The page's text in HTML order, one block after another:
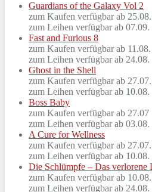
Guardians of the Galaxy Vol 2
zum Kaufen verfügbar ab 25.08.
zum Leihen verfügbar ab 07.09.
Fast and Furious 8
zum Kaufen verfügbar ab 11.08.
zum Leihen verfügbar ab 24.08.
Ghost in the Shell
zum Kaufen verfügbar ab 27.07.
zum Leihen verfügbar ab 10.08.
Boss Baby
zum Kaufen verfügbar ab 27.07
zum Leihen verfügbar ab 03.08.
A Cure for Wellness
zum Kaufen verfügbar ab 27.07.
zum Leihen verfügbar ab 10.08.
Die Schlümpfe – Das verlorene
zum Kaufen verfügbar ab 10.08.
zum Leihen verfügbar ab 24.08.